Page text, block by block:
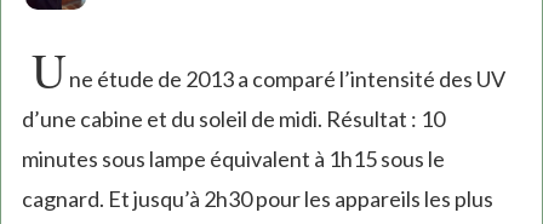
Une étude de 2013 a comparé l’intensité des UV
d’une cabine et du soleil de midi. Résultat : 10
minutes sous lampe équivalent à 1h15 sous le
cagnard. Et jusqu’à 2h30 pour les appareils les plus